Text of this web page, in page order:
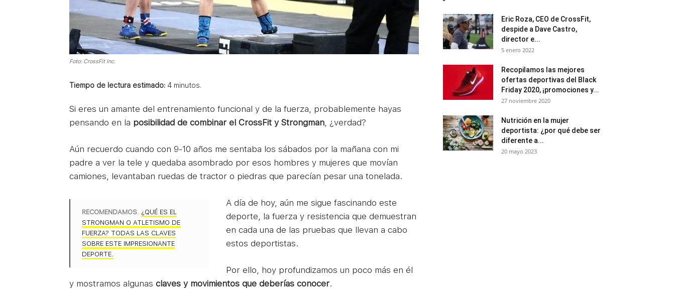
Foto: CrossFit Inc.
Tiempo de lectura estimado: 4 minutos.
Si eres un amante del entrenamiento funcional y de la fuerza, probablemente hayas
pensando en la posibilidad de combinar el CrossFit y Strongman, ¿verdad?
Aún recuerdo cuando con 9-10 años me sentaba los sábados por la mañana con mi
padre a ver la tele y quedaba asombrado por esos hombres y mujeres que movían
camiones, levantaban ruedas de tractor o piedras que parecían pesar una tonelada.
RECOMENDAMOS. ¿QUÉ ES EL
STRONGMAN O ATLETISMO DE
FUERZA? TODAS LAS CLAVES
SOBRE ESTE IMPRESIONANTE
DEPORTE.
A día de hoy, aún me sigue fascinando este
deporte, la fuerza y resistencia que demuestran
en cada una de las pruebas que llevan a cabo
estos deportistas.
Por ello, hoy profundizamos un poco más en él
y mostramos algunas claves y movimientos que deberías conocer.
Eric Roza, CEO de CrossFit,
despide a Dave Castro,
director e...
5 enero 2022
Recopilamos las mejores
ofertas deportivas del Black
Friday 2020, ¡promociones y...
27 noviembre 2020
Nutrición en la mujer
deportista: ¿por qué debe ser
diferente a...
20 mayo 2023